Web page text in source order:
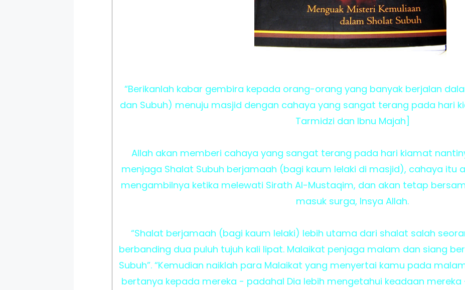
“Berikanlah kabar gembira kepada orang-orang yang banyak berjalan
dan Subuh) menuju masjid dengan cahaya yang sangat terang pada hari
Tarmidzi dan Ibnu Majah]
Allah akan memberi cahaya yang sangat terang pada hari kiamat
menjaga Shalat Subuh berjamaah (bagi kaum lelaki di masjid), cahaya itu
mengambilnya ketika melewati Sirath Al-Mustaqim, dan akan tetap
masuk surga, Insya Allah.
“Shalat berjamaah (bagi kaum lelaki) lebih utama dari shalat salah
berbanding dua puluh tujuh kali lipat. Malaikat penjaga malam dan siang
Subuh”. “Kemudian naiklah para Malaikat yang menyertai kamu pada
bertanya kepada mereka - padahal Dia lebih mengetahui keadaan